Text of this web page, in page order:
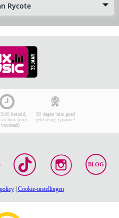
Rycote
besteld,
in huis (mits
30 dagen 'niet goed
geld terug' garantie!
BLOG
| Cookie-instellingen